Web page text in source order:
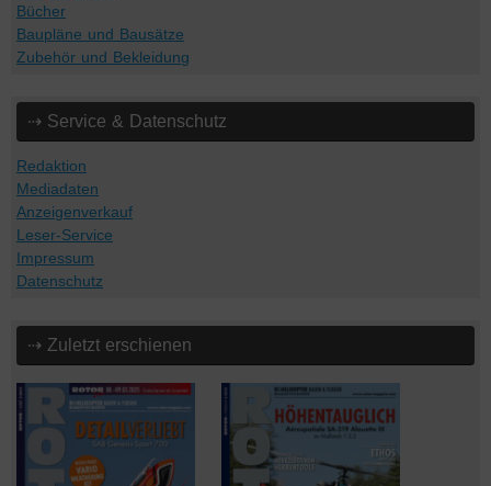
Bücher
Baupläne und Bausätze
Zubehör und Bekleidung
⇢ Service & Datenschutz
Redaktion
Mediadaten
Anzeigenverkauf
Leser-Service
Impressum
Datenschutz
⇢ Zuletzt erschienen